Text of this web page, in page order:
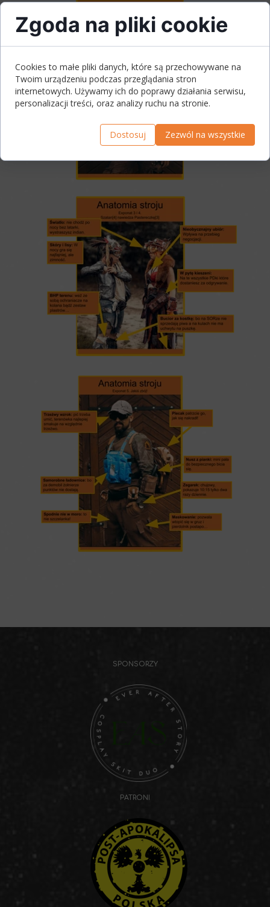
PATRONI
SPONSORZY
Zgoda na pliki cookie
Cookies to małe pliki danych, które są przechowywane na
Twoim urządzeniu podczas przeglądania stron
internetowych. Używamy ich do poprawy działania serwisu,
personalizacji treści, oraz analizy ruchu na stronie.
Dostosuj Zezwól na wszystkie